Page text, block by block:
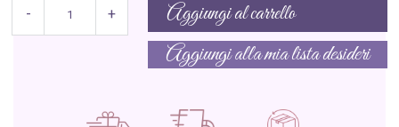
- + Aggiungi al carrello
Aggiungi alla mia lista desideri